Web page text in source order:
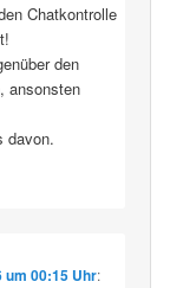
Chatkontrolle
den
ansonsten
davon.
um 00:15 Uhr: